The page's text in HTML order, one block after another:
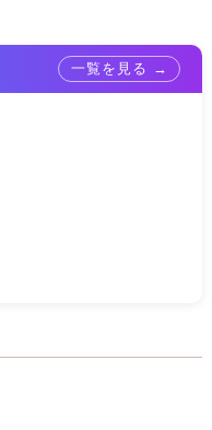
一覧を見る →